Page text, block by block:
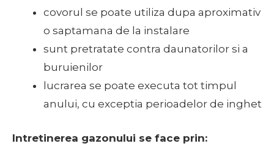
covorul se poate utiliza dupa aproximativ
o saptamana de la instalare
sunt pretratate contra daunatorilor si a
buruienilor
lucrarea se poate executa tot timpul
anului, cu exceptia perioadelor de inghet
Intretinerea gazonului se face prin: